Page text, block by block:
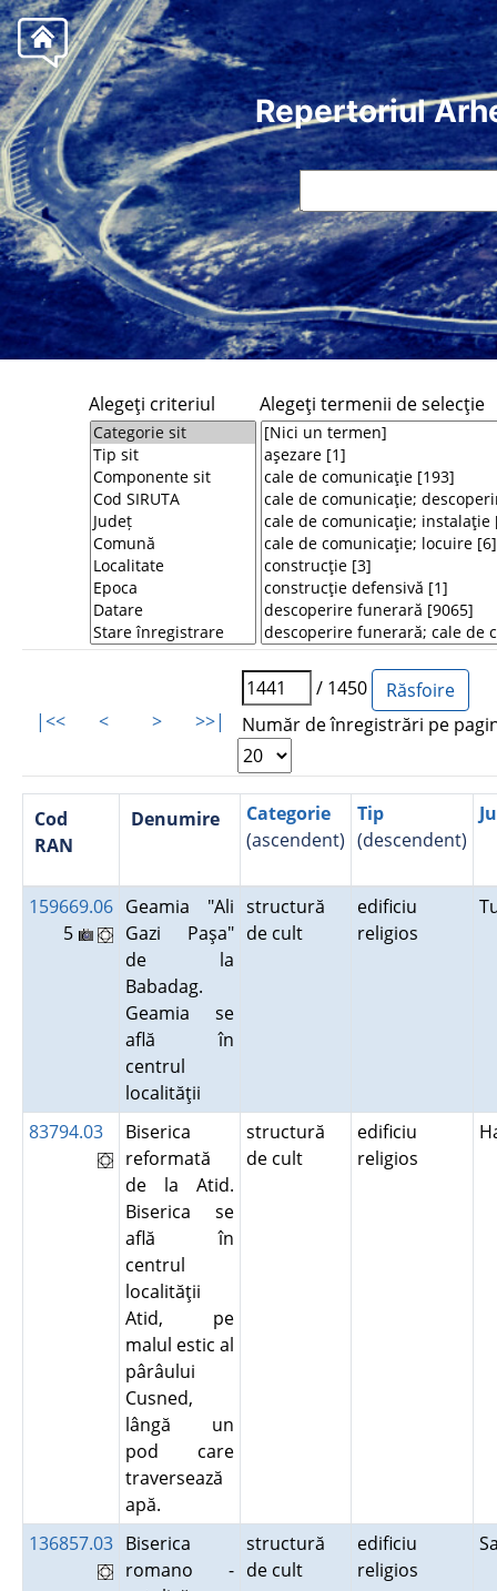
Repertoriul
Alegeţi criteriul Alegeţi termenii de selecţie
|<< < > >>|
/ 1450
Număr de înregistrări pe
Cod
RAN
Denumire
Categorie
(ascendent)
Tip
(descendent)
159669.06
5
Geamia "Ali
Gazi Paşa"
de la
Babadag.
Geamia se
află în
centrul
localităţii
structură
de cult
edificiu
religios
83794.03
Biserica
reformată
de la Atid.
Biserica se
află în
centrul
localităţii
Atid, pe
malul estic al
pârâului
Cusned,
lângă un
pod care
traversează
apă.
structură
de cult
edificiu
religios
136857.03 Biserica
romano -
structură
de cult
edificiu
religios